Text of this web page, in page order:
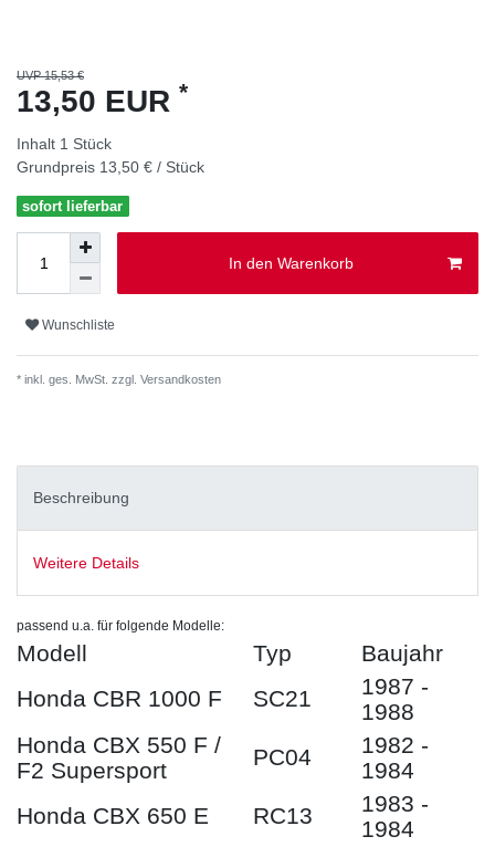
UVP 15,53 €
13,50 EUR *
Inhalt 1 Stück
Grundpreis 13,50 € / Stück
sofort lieferbar
In den Warenkorb
Wunschliste
* inkl. ges. MwSt. zzgl. Versandkosten
Beschreibung
Weitere Details
passend u.a. für folgende Modelle:
Modell Typ
Baujahr
Honda CBR 1000 F
SC21
1987 -
1988
Honda CBX 550 F /
F2 Supersport
PC04
1982 -
1984
Honda CBX 650 E
RC13
1983 -
1984